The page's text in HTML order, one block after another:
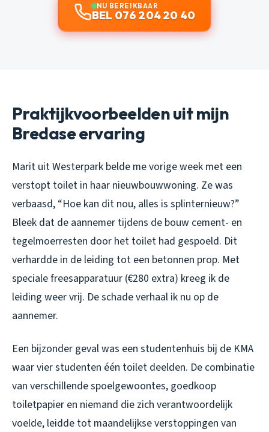
NU BEREIKBAAR
BEL 076 204 20 40
Praktijkvoorbeelden uit mijn
Bredase ervaring
Marit uit Westerpark belde me vorige week met een
verstopt toilet in haar nieuwbouwwoning. Ze was
verbaasd, “Hoe kan dit nou, alles is splinternieuw?”
Bleek dat de aannemer tijdens de bouw cement- en
tegelmoerresten door het toilet had gespoeld. Dit
verhardde in de leiding tot een betonnen prop. Met
speciale freesapparatuur (€280 extra) kreeg ik de
leiding weer vrij. De schade verhaal ik nu op de
aannemer.
Een bijzonder geval was een studentenhuis bij de KMA
waar vier studenten één toilet deelden. De combinatie
van verschillende spoelgewoontes, goedkoop
toiletpapier en niemand die zich verantwoordelijk
voelde, leidde tot maandelijkse verstoppingen van